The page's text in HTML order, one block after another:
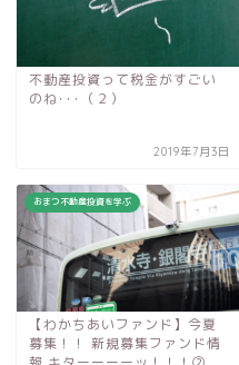
不動産投資って税金がすごい
のね･･･（２）
2019年7月3日
おまつ不動産投資を学ぶ
【わかちあいファンド】今夏
募集！！ 新規募集ファンド情